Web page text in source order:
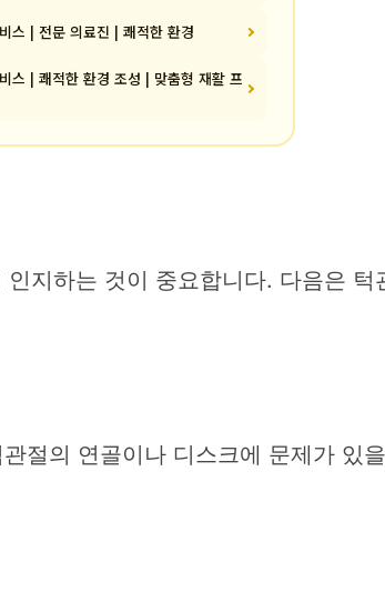
스 | 전문 의료진 | 쾌적한 환경
스 | 쾌적한 환경 조성 | 맞춤형 재활 프
지하는 것이 중요합니다. 다음은 턱
절의 연골이나 디스크에 문제가 있